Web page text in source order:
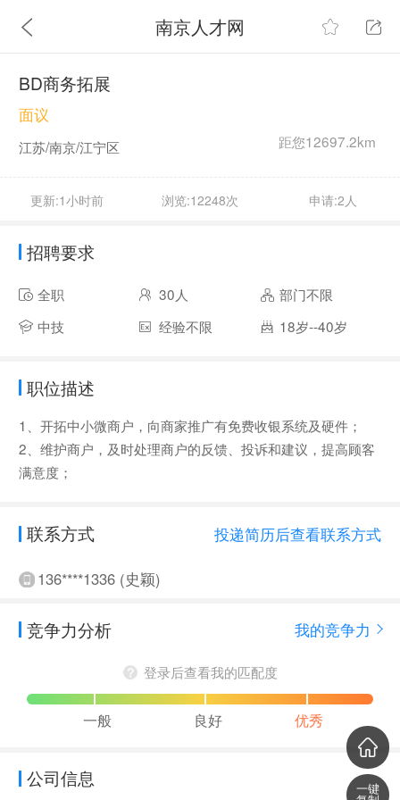
南京人才网
BD商务拓展
距您12697.2km
面议
江苏/南京/江宁区
更新:1小时前 浏览:12248次 申请:2人
招聘要求
全职 30人
部门不限
中技
经验不限 18岁--40岁
职位描述
1、开拓中小微商户，向商家推广有免费收银系统及硬件；
2、维护商户，及时处理商户的反馈、投诉和建议，提高顾客
满意度；
联系方式 投递简历后查看联系方式
136****1336 (史颖)
竞争力分析 我的竞争力
登录后查看我的匹配度
一般 良好 优秀
公司信息 一键